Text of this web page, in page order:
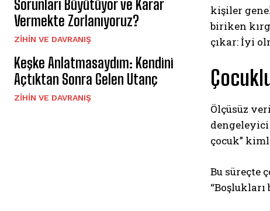
Sorunları Büyütüyor ve Karar
Vermekte Zorlanıyoruz?
⁠ZIHIN VE DAVRANIŞ
Keşke Anlatmasaydım: Kendini
Açtıktan Sonra Gelen Utanç
⁠ZIHIN VE DAVRANIŞ
kişiler
biriken
çıkar: İyi
Ölçüsüz
dengeleyici
çocuk”
Bu süreçte